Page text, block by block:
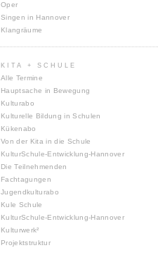
Oper
Singen in Hannover
Klangräume
KITA + SCHULE
Alle Termine
Hauptsache in Bewegung
Kulturabo
Kulturelle Bildung in Schulen
Kükenabo
Von der Kita in die Schule
KulturSchule-Entwicklung-Hannover
Die Teilnehmenden
Fachtagungen
Jugendkulturabo
Kule Schule
KulturSchule-Entwicklung-Hannover
Kulturwerk²
Projektstruktur